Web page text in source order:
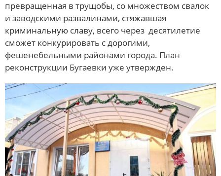
превращенная в трущобы, со множеством свалок
и заводскими развалинами, стяжавшая
криминальную славу, всего через десятилетие
сможет конкурировать с дорогими,
фешенебельными районами города. План
реконструкции Бугаевки уже утвержден.